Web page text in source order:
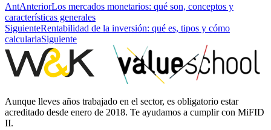
AntAnteriorLos mercados monetarios: qué son, conceptos y
características generales
SiguienteRentabilidad de la inversión: qué es, tipos y cómo
calcularlaSiguiente
Aunque lleves años trabajado en el sector, es obligatorio estar
acreditado desde enero de 2018. Te ayudamos a cumplir con MiFID
II.